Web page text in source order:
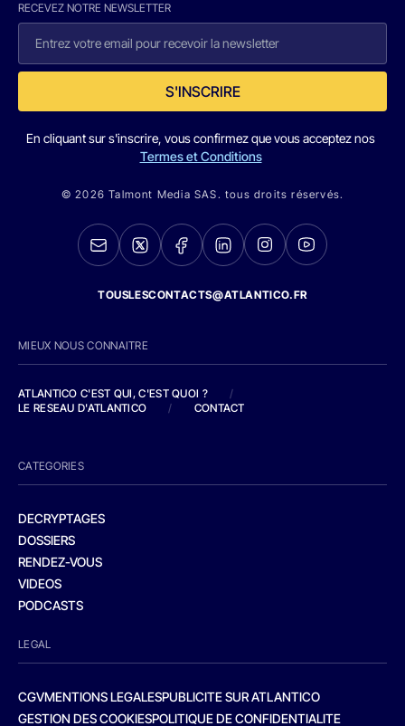
RECEVEZ NOTRE NEWSLETTER
S'INSCRIRE
En cliquant sur s'inscrire, vous confirmez que vous acceptez nos
Termes et Conditions
© 2026 Talmont Media SAS. tous droits réservés.
TOUSLESCONTACTS@ATLANTICO.FR
MIEUX NOUS CONNAITRE
ATLANTICO C'EST QUI, C'EST QUOI ?
/
LE RESEAU D'ATLANTICO
/ CONTACT
CATEGORIES
DECRYPTAGES
DOSSIERS
RENDEZ-VOUS
VIDEOS
PODCASTS
LEGAL
CGVMENTIONS LEGALESPUBLICITE SUR ATLANTICO
GESTION DES COOKIESPOLITIQUE DE CONFIDENTIALITE